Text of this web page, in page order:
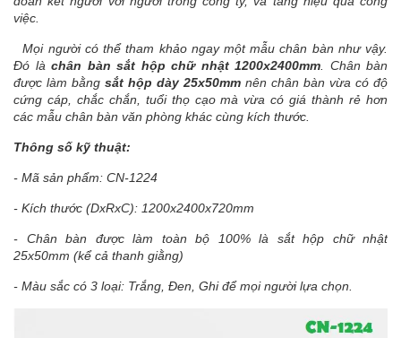
việc.
Mọi người có thể tham khảo ngay một mẫu chân bàn như vậy.
Đó là chân bàn sắt hộp chữ nhật 1200x2400mm . Chân bàn
được làm bằng sắt hộp dày 25x50mm nên chân bàn vừa có độ
cứng cáp, chắc chắn, tuổi thọ cạo mà vừa có giá thành rẻ hơn
các mẫu chân bàn văn phòng khác cùng kích thước.
Thông số kỹ thuật:
- Mã sản phẩm: CN-1224
- Kích thước (DxRxC): 1200x2400x720mm
- Chân bàn được làm toàn bộ 100% là sắt hộp chữ nhật
25x50mm (kể cả thanh giằng)
- Màu sắc có 3 loại: Trắng, Đen, Ghi để mọi người lựa chọn.